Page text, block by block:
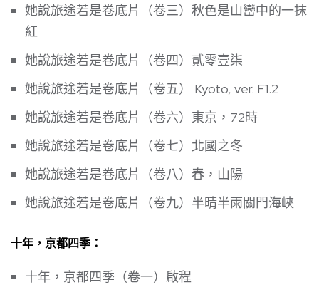
她說旅途若是卷底片（卷三）秋色是山巒中的一抹
紅
她說旅途若是卷底片（卷四）貳零壹柒
她說旅途若是卷底片（卷五） Kyoto, ver. F1.2
她說旅途若是卷底片（卷六）東京，72時
她說旅途若是卷底片（卷七）北國之冬
她說旅途若是卷底片（卷八）春，山陽
她說旅途若是卷底片（卷九）半晴半雨關門海峽
十年，京都四季：
十年，京都四季（卷一）啟程